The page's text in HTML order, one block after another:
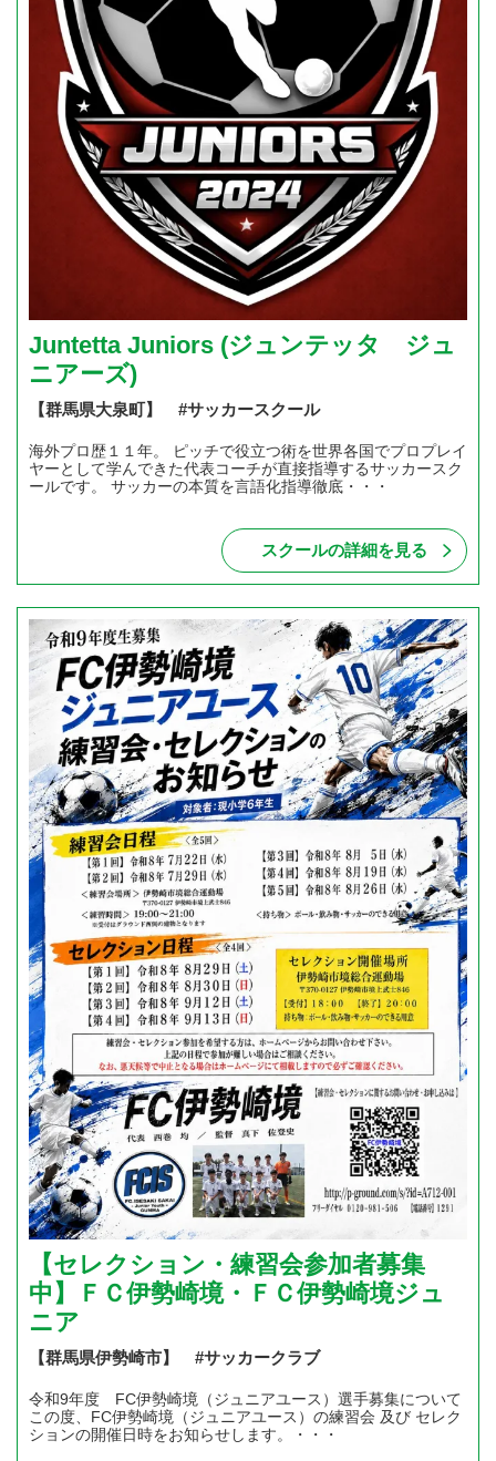
Juntetta Juniors (ジュンテッタ ジュ
ニアーズ)
【群馬県大泉町】 #サッカースクール
海外プロ歴１１年。 ピッチで役立つ術を世界各国でプロプレイ
ヤーとして学んできた代表コーチが直接指導するサッカースク
ールです。 サッカーの本質を言語化指導徹底・・・
スクールの詳細を見る
【セレクション・練習会参加者募集
中】ＦＣ伊勢崎境・ＦＣ伊勢崎境ジュ
ニア
【群馬県伊勢崎市】 #サッカークラブ
令和9年度 FC伊勢崎境（ジュニアユース）選手募集について
この度、FC伊勢崎境（ジュニアユース）の練習会 及び セレク
ションの開催日時をお知らせします。・・・